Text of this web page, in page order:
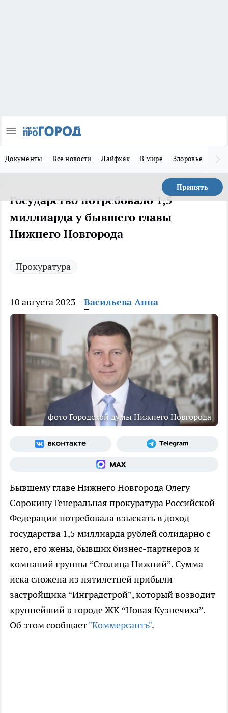
Документы Все новости Лайфхак В мире Здоровье
Принять
Государство потребовало 1,5
миллиарда у бывшего главы
Нижнего Новгорода
Прокуратура
10 августа 2023 Васильева Анна
фото Городской думы Нижнего Новгорода
Бывшему главе Нижнего Новгорода Олегу
Сорокину Генеральная прокуратура Российской
Федерации потребовала взыскать в доход
государства 1,5 миллиарда рублей солидарно с
него, его жены, бывших бизнес-партнеров и
компаний группы “Столица Нижний”. Сумма
иска сложена из пятилетней прибыли
застройщика “Инградстрой”, который возводит
крупнейший в городе ЖК “Новая Кузнечиха”.
Об этом сообщает"Коммерсантъ".